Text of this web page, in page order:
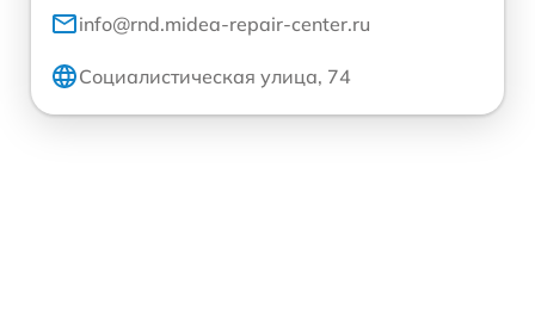
info@rnd.midea-repair-center.ru
Социалистическая улица, 74